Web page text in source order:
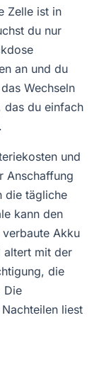
Zelle ist in
du nur
an und du
Wechseln
das du einfach
und
Anschaffung
die tägliche
kann den
Akku
altert mit der
die
Die
liest